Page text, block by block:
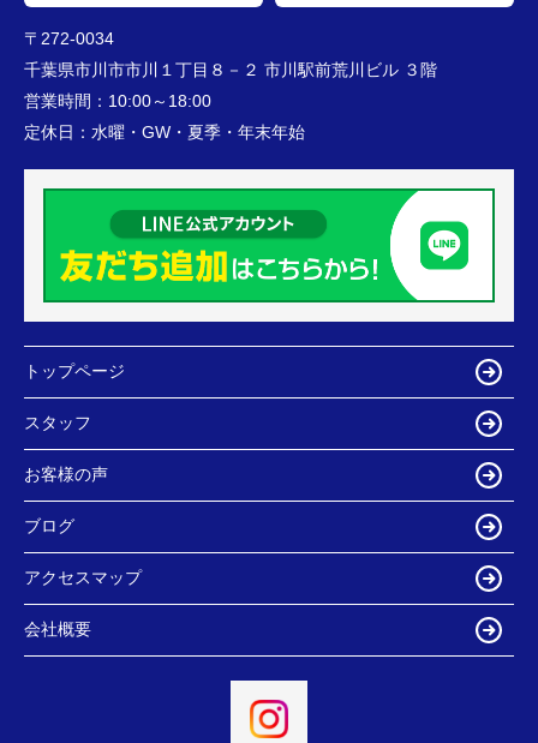
〒272-0034
千葉県市川市市川１丁目８－２ 市川駅前荒川ビル ３階
営業時間： 10:00～18:00
定休日： 水曜・GW・夏季・年末年始
トップページ
スタッフ
お客様の声
ブログ
アクセスマップ
会社概要